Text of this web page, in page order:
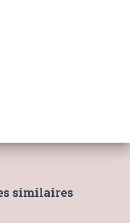
similaires